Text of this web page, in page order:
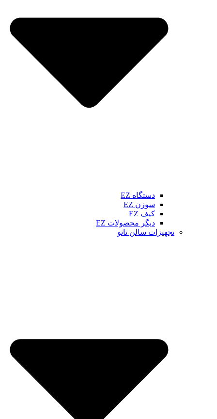
دستگاه EZ
سوزن EZ
کیف EZ
دیگر محصولات EZ
تجهیزات سالن تاتو